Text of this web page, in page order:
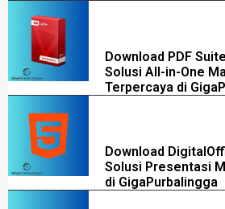
Download PDF
Solusi All-in-One
Terpercaya di
Download
Solusi Presentasi
di GigaPurbalingga